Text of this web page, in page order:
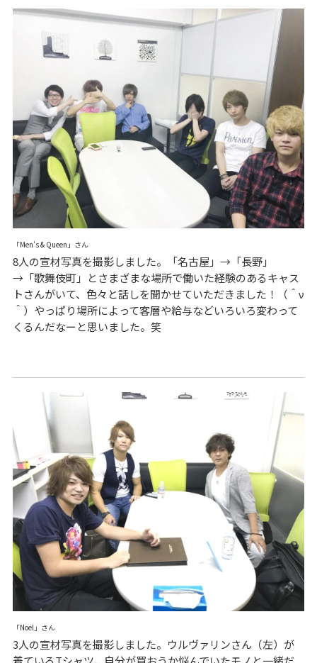
「Men's & Queen」さん
8人の宣材写真を撮影しました。「名古屋」→「長野」
→「歌舞伎町」とさまざまな場所で働いた経験のあるキャス
トさんがいて、色々と話しを聞かせていただきました！（＾ν
＾）やっぱり場所によって客層や給与などいろいろ変わって
くるんだなーと思いました。笑
「Noel」さん
3人の宣材写真を撮影しました。ウルヴァリンさん（左）が